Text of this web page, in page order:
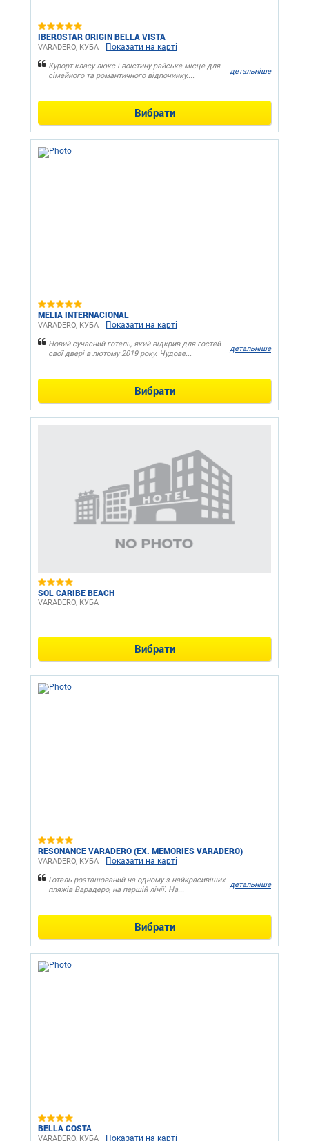
IBEROSTAR ORIGIN BELLA VISTA
VARADERO, КУБА Показати на карті
Курорт класу люкс і воістину райське місце для
сімейного та романтичного відпочинку....
детальніше
Вибрати
MELIA INTERNACIONAL
VARADERO, КУБА Показати на карті
Новий сучасний готель, який відкрив для гостей
свої двері в лютому 2019 року. Чудове...
детальніше
Вибрати
SOL CARIBE BEACH
VARADERO, КУБА
Вибрати
RESONANCE VARADERO (EX. MEMORIES VARADERO)
VARADERO, КУБА Показати на карті
Готель розташований на одному з найкрасивіших
пляжів Варадеро, на першій лінії. На...
детальніше
Вибрати
BELLA COSTA
VARADERO, КУБА Показати на карті